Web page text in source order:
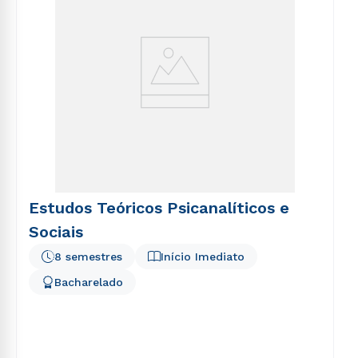
Estudos Teóricos Psicanalíticos e
Sociais
Início Imediato
8 semestres
Bacharelado